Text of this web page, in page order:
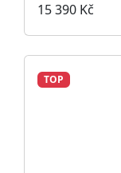
15 390 Kč
TOP